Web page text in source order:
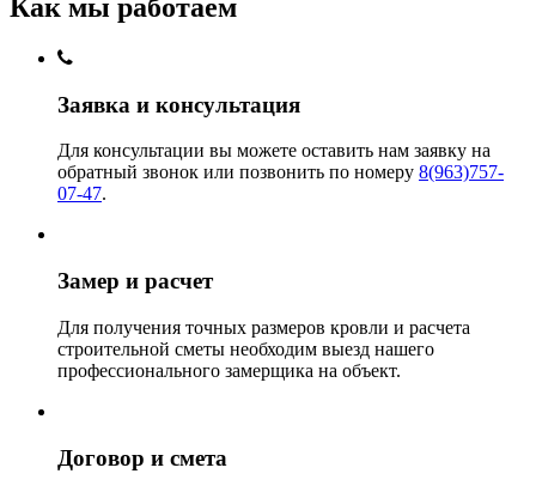
Как мы работаем
Заявка и консультация
Для консультации вы можете оставить нам заявку на
обратный звонок или позвонить по номеру 8(963)757-
07-47.
Замер и расчет
Для получения точных размеров кровли и расчета
строительной сметы необходим выезд нашего
профессионального замерщика на объект.
Договор и смета